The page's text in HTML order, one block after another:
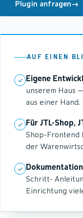
Plugin anfragen→
AUF EINEN
Eigene
unserem Haus
aus einer Hand.
Für JTL-Shop,
Shop-Frontend
der
Schritt-
Einrichtung